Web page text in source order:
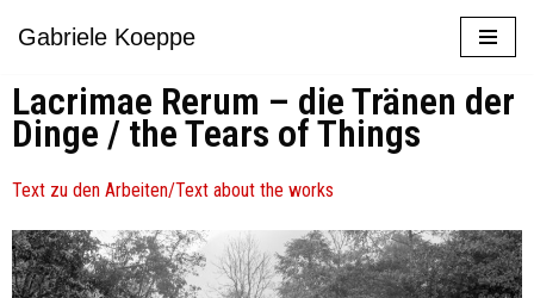
Inhalt
springen
Gabriele Koeppe
Lacrimae Rerum – die Tränen der
Dinge / the Tears of Things
Text zu den Arbeiten/Text about the works